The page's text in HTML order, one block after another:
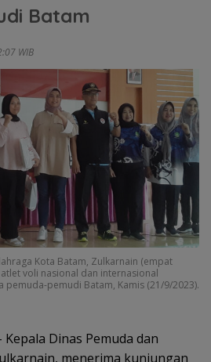
Batam
WIB
Kota Batam, Zulkarnain (empat
voli nasional dan internasional
pemudi Batam, Kamis (21/9/2023).
Kepala Dinas Pemuda dan
menerima kunjungan